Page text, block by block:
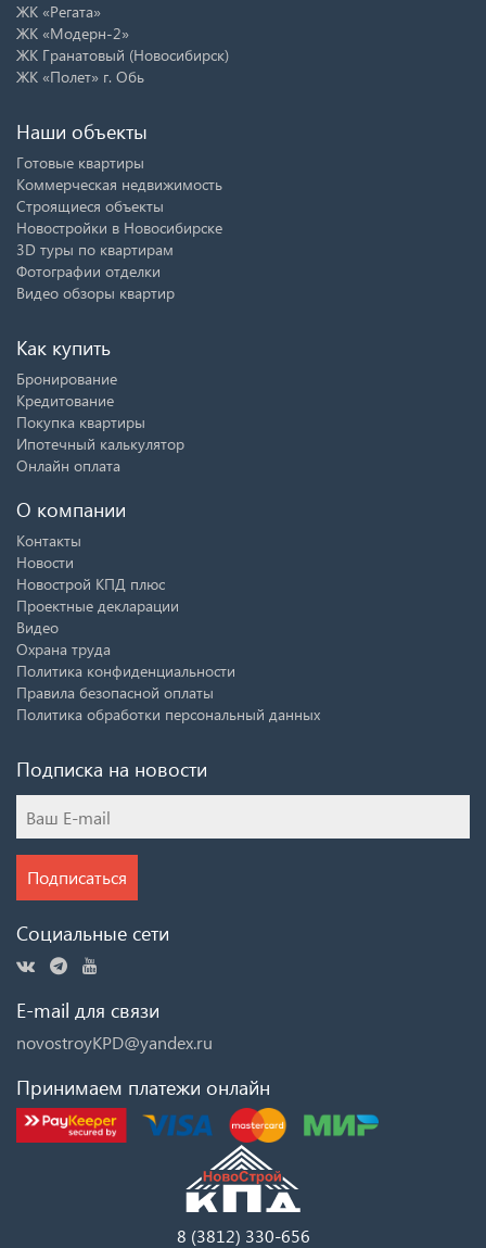
ЖК «Регата»
ЖК «Модерн-2»
ЖК Гранатовый (Новосибирск)
ЖК «Полет» г. Обь
Наши объекты
Готовые квартиры
Коммерческая недвижимость
Строящиеся объекты
Новостройки в Новосибирске
3D туры по квартирам
Фотографии отделки
Видео обзоры квартир
Как купить
Бронирование
Кредитование
Покупка квартиры
Ипотечный калькулятор
Онлайн оплата
О компании
Контакты
Новости
Новострой КПД плюс
Проектные декларации
Видео
Охрана труда
Политика конфиденциальности
Правила безопасной оплаты
Политика обработки персональный данных
Подписка на новости
Подписаться
Социальные сети
E-mail для связи
novostroyKPD@yandex.ru
Принимаем платежи онлайн
8 (3812) 330-656